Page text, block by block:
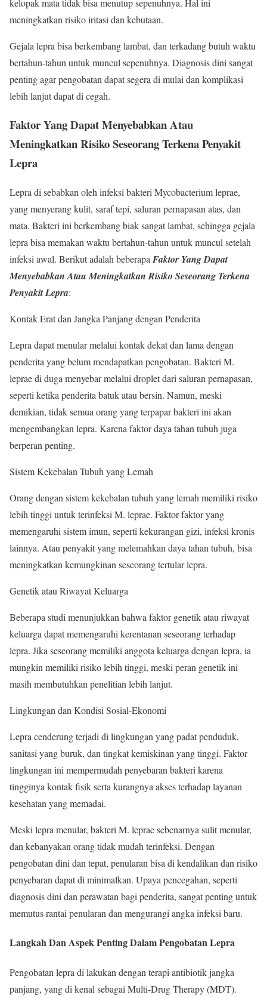
meningkatkan risiko iritasi dan kebutaan.
Gejala lepra bisa berkembang lambat, dan terkadang butuh waktu
bertahun-tahun untuk muncul sepenuhnya. Diagnosis dini sangat
penting agar pengobatan dapat segera di mulai dan komplikasi
lebih lanjut dapat di cegah.
Faktor Yang Dapat Menyebabkan Atau
Meningkatkan Risiko Seseorang Terkena Penyakit
Lepra
Lepra di sebabkan oleh infeksi bakteri Mycobacterium leprae,
yang menyerang kulit, saraf tepi, saluran pernapasan atas, dan
mata. Bakteri ini berkembang biak sangat lambat, sehingga gejala
lepra bisa memakan waktu bertahun-tahun untuk muncul setelah
infeksi awal. Berikut adalah beberapa Faktor Yang Dapat
Menyebabkan Atau Meningkatkan Risiko Seseorang Terkena
Penyakit Lepra:
Kontak Erat dan Jangka Panjang dengan Penderita
Lepra dapat menular melalui kontak dekat dan lama dengan
penderita yang belum mendapatkan pengobatan. Bakteri M.
leprae di duga menyebar melalui droplet dari saluran pernapasan,
seperti ketika penderita batuk atau bersin. Namun, meski
demikian, tidak semua orang yang terpapar bakteri ini akan
mengembangkan lepra. Karena faktor daya tahan tubuh juga
berperan penting.
Sistem Kekebalan Tubuh yang Lemah
Orang dengan sistem kekebalan tubuh yang lemah memiliki risiko
lebih tinggi untuk terinfeksi M. leprae. Faktor-faktor yang
memengaruhi sistem imun, seperti kekurangan gizi, infeksi kronis
lainnya. Atau penyakit yang melemahkan daya tahan tubuh, bisa
meningkatkan kemungkinan seseorang tertular lepra.
Genetik atau Riwayat Keluarga
Beberapa studi menunjukkan bahwa faktor genetik atau riwayat
keluarga dapat memengaruhi kerentanan seseorang terhadap
lepra. Jika seseorang memiliki anggota keluarga dengan lepra, ia
mungkin memiliki risiko lebih tinggi, meski peran genetik ini
masih membutuhkan penelitian lebih lanjut.
Lingkungan dan Kondisi Sosial-Ekonomi
Lepra cenderung terjadi di lingkungan yang padat penduduk,
sanitasi yang buruk, dan tingkat kemiskinan yang tinggi. Faktor
lingkungan ini mempermudah penyebaran bakteri karena
tingginya kontak fisik serta kurangnya akses terhadap layanan
kesehatan yang memadai.
Meski lepra menular, bakteri M. leprae sebenarnya sulit menular,
dan kebanyakan orang tidak mudah terinfeksi. Dengan
pengobatan dini dan tepat, penularan bisa di kendalikan dan risiko
penyebaran dapat di minimalkan. Upaya pencegahan, seperti
diagnosis dini dan perawatan bagi penderita, sangat penting untuk
memutus rantai penularan dan mengurangi angka infeksi baru.
Langkah Dan Aspek Penting Dalam Pengobatan Lepra
Pengobatan lepra di lakukan dengan terapi antibiotik jangka
panjang, yang di kenal sebagai Multi-Drug Therapy (MDT).